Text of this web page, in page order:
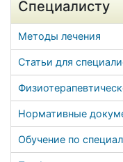
Специалисту
Методы лечения
Статьи для
Нормативные
Обучение по